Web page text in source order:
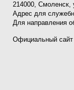
214000, Смоленск,
Адрес для
Для направления
Официальный сайт